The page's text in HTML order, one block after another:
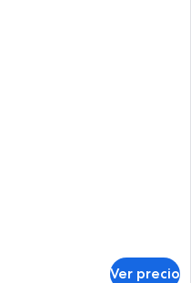
Ver precio